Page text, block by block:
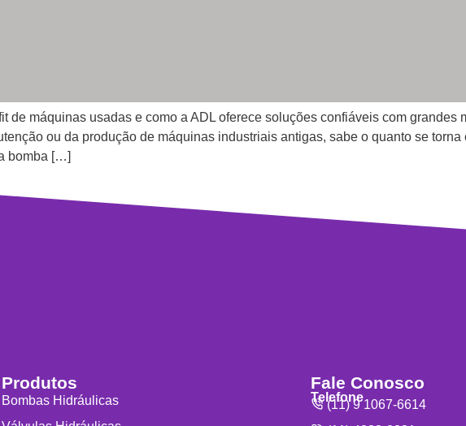
de máquinas usadas e como a ADL oferece soluções confiáveis com grandes
ou da produção de máquinas industriais antigas, sabe o quanto se
bomba […]
Produtos
Bombas Hidráulicas
Fale Conosco
Telefone
(11) 9 1067-6614